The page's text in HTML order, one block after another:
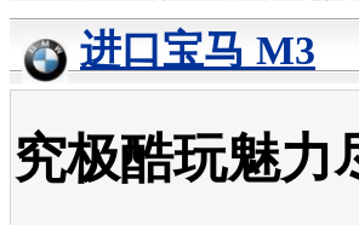
进口宝马 M3
究极酷玩魅力